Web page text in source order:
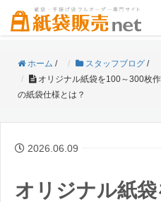
ホーム / スタッフブログ /
オリジナル紙袋を100～300枚
の紙袋仕様とは？
2026.06.09
オリジナル紙